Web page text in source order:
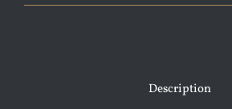
Description